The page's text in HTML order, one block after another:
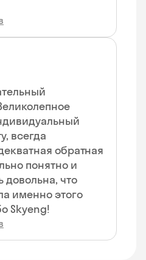
всегда
обратная
понятно и
довольна, что
именно этого
Skyeng!